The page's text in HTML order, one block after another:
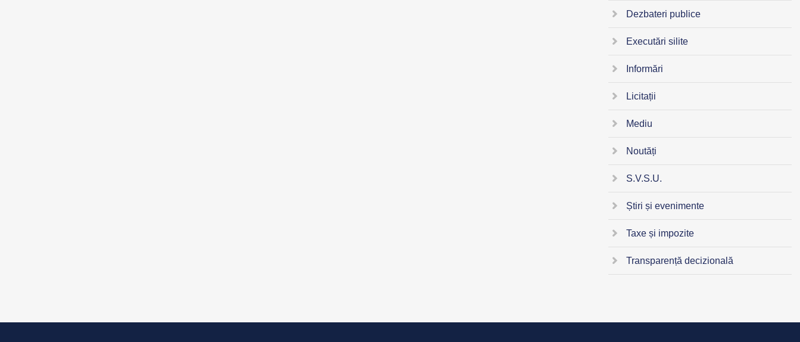
Dezbateri publice
Executări silite
Informări
Licitații
Mediu
Noutăți
S.V.S.U.
Știri și evenimente
Taxe și impozite
Transparență decizională